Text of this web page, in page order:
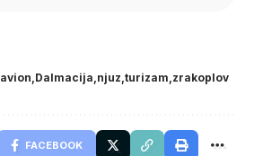
avion Dalmacija njuz turizam zrakoplov
FACEBOOK